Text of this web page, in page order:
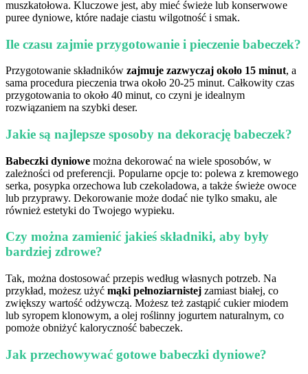
muszkatołowa. Kluczowe jest, aby mieć świeże lub konserwowe
puree dyniowe, które nadaje ciastu wilgotność i smak.
Ile czasu zajmie przygotowanie i pieczenie babeczek?
Przygotowanie składników zajmuje zazwyczaj około 15 minut, a
sama procedura pieczenia trwa około 20-25 minut. Całkowity czas
przygotowania to około 40 minut, co czyni je idealnym
rozwiązaniem na szybki deser.
Jakie są najlepsze sposoby na dekorację babeczek?
Babeczki dyniowe można dekorować na wiele sposobów, w
zależności od preferencji. Popularne opcje to: polewa z kremowego
serka, posypka orzechowa lub czekoladowa, a także świeże owoce
lub przyprawy. Dekorowanie może dodać nie tylko smaku, ale
również estetyki do Twojego wypieku.
Czy można zamienić jakieś składniki, aby były
bardziej zdrowe?
Tak, można dostosować przepis według własnych potrzeb. Na
przykład, możesz użyć mąki pełnoziarnistej zamiast białej, co
zwiększy wartość odżywczą. Możesz też zastąpić cukier miodem
lub syropem klonowym, a olej roślinny jogurtem naturalnym, co
pomoże obniżyć kaloryczność babeczek.
Jak przechowywać gotowe babeczki dyniowe?